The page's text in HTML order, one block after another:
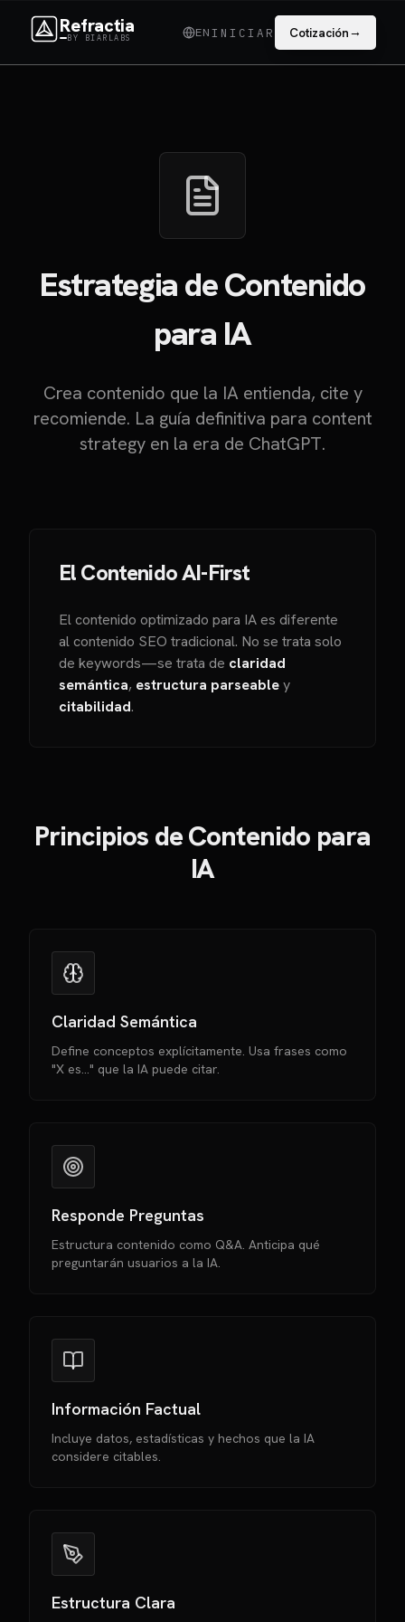
Refractia
BY BIARLABS ENINICIAR Cotización→
Estrategia de Contenido
para IA
Crea contenido que la IA entienda, cite y
recomiende. La guía definitiva para content
strategy en la era de ChatGPT.
El Contenido AI-First
El contenido optimizado para IA es diferente
al contenido SEO tradicional. No se trata solo
de keywords—se trata de claridad
semántica, estructura parseabley
citabilidad.
Principios de Contenido para
IA
Claridad Semántica
Define conceptos explícitamente. Usa frases como
"X es..." que la IA puede citar.
Responde Preguntas
Estructura contenido como Q&A. Anticipa qué
preguntarán usuarios a la IA.
Información Factual
Incluye datos, estadísticas y hechos que la IA
considere citables.
Estructura Clara